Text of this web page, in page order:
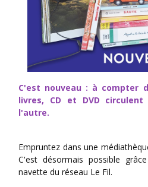
C'est nouveau : à compter
livres, CD et DVD
l'autre.
Empruntez dans une
C'est désormais possible
navette du réseau Le Fil.